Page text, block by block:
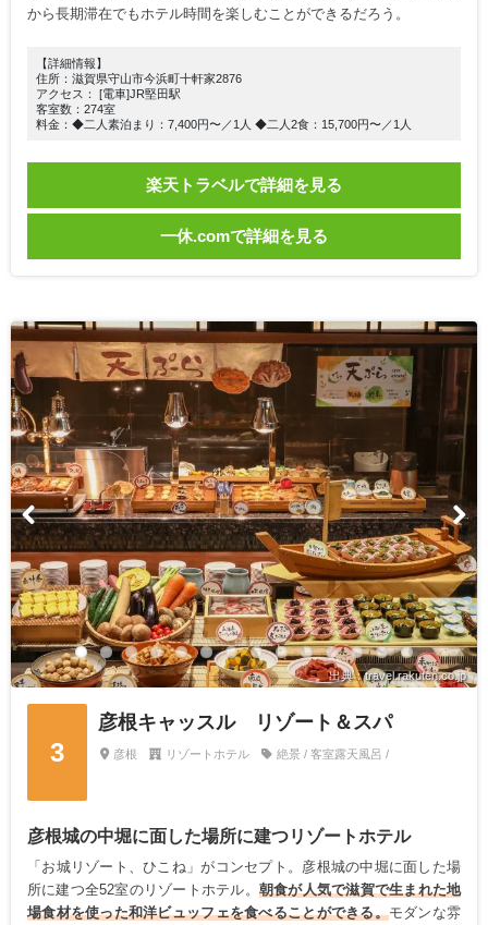
から長期滞在でもホテル時間を楽しむことができるだろう。
【詳細情報】
住所：滋賀県守山市今浜町十軒家2876
アクセス： [電車]JR堅田駅
客室数：274室
料金：◆二人素泊まり：7,400円〜／1人 ◆二人2食：15,700円〜／1人
楽天トラベルで詳細を見る
一休.comで詳細を見る
出典：travel.rakuten.co.jp
3
彦根キャッスル リゾート＆スパ
彦根 リゾートホテル 絶景 / 客室露天風呂 /
彦根城の中堀に面した場所に建つリゾートホテル
「お城リゾート、ひこね」がコンセプト。彦根城の中堀に面した場
所に建つ全52室のリゾートホテル。 朝食が人気で滋賀で生まれた地
場食材を使った和洋ビュッフェを食べることができる。モダンな雰